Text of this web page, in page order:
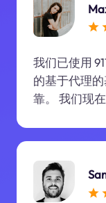
我们已使用
的基于代理
靠。 我们现